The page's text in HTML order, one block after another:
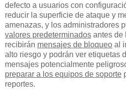
defecto a usuarios con
reducir la superficie de ataque y
amenazas, y los administradores
valores predeterminados antes de
recibirán mensajes de bloqueo al
alto riesgo y podrán ver etiquetas
mensajes potencialmente
preparar a los equipos de soporte
reportes.